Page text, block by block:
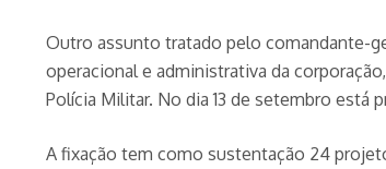
Outro assunto tratado pelo comandante-
operacional e administrativa da
Polícia Militar. No dia 13 de setembro está
A fixação tem como sustentação 24